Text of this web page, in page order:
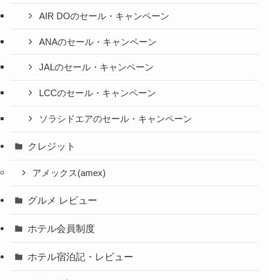
AIR DOのセール・キャンペーン
ANAのセール・キャンペーン
JALのセール・キャンペーン
LCCのセール・キャンペーン
ソラシドエアのセール・キャンペーン
クレジット
アメックス(amex)
グルメ レビュー
ホテル会員制度
ホテル宿泊記・レビュー